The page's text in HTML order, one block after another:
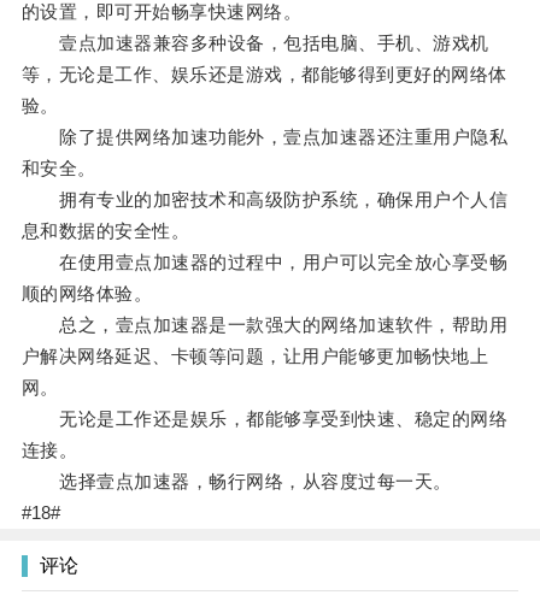
的设置，即可开始畅享快速网络。
壹点加速器兼容多种设备，包括电脑、手机、游戏机
等，无论是工作、娱乐还是游戏，都能够得到更好的网络体
验。
除了提供网络加速功能外，壹点加速器还注重用户隐私
和安全。
拥有专业的加密技术和高级防护系统，确保用户个人信
息和数据的安全性。
在使用壹点加速器的过程中，用户可以完全放心享受畅
顺的网络体验。
总之，壹点加速器是一款强大的网络加速软件，帮助用
户解决网络延迟、卡顿等问题，让用户能够更加畅快地上
网。
无论是工作还是娱乐，都能够享受到快速、稳定的网络
连接。
选择壹点加速器，畅行网络，从容度过每一天。
#18#
评论